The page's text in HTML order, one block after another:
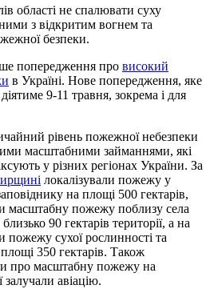
області не спалювати суху
з відкритим вогнем та
безпеки.
попередження про високий
в Україні. Нове попередження, яке
9-11 травня, зокрема і для
рівень пожежної небезпеки
масштабними займаннями, які
у різних регіонах України. За
локалізували пожежу у
на площі 500 гектарів,
масштабну пожежу поблизу села
90 гектарів території, а на
пожежу сухої рослинності та
350 гектарів. Також
про масштабну пожежу на
залучали авіацію.